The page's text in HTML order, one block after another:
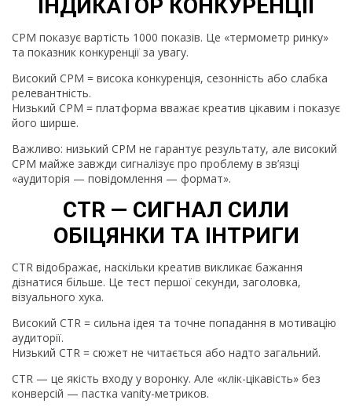
ІНДИКАТОР КОНКУРЕНЦІЇ
CPM показує вартість 1000 показів. Це «термометр ринку»
та показник конкуренції за увагу.
Високий CPM = висока конкуренція, сезонність або слабка
релевантність.
Низький CPM = платформа вважає креатив цікавим і показує
його ширше.
Важливо: низький CPM не гарантує результату, але високий
CPM майже завжди сигналізує про проблему в зв’язці
«аудиторія — повідомлення — формат».
CTR — СИГНАЛ СИЛИ
ОБІЦЯНКИ ТА ІНТРИГИ
CTR відображає, наскільки креатив викликає бажання
дізнатися більше. Це тест першої секунди, заголовка,
візуального хука.
Високий CTR = сильна ідея та точне попадання в мотивацію
аудиторії.
Низький CTR = сюжет не читається або надто загальний.
CTR — це якість входу у воронку. Але «клік-цікавість» без
конверсій — пастка vanity-метриков.